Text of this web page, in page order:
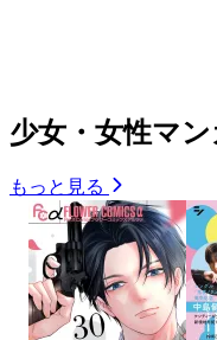
少女・女性マ
もっと見る